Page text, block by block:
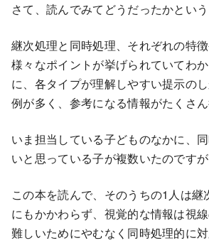
さて、読んでみてどうだったかという
継次処理と同時処理、それぞれの特
様々なポイントが挙げられていてわ
に、各タイプが理解しやすい提示の
例が多く、参考になる情報がたくさん
いま担当している子どものなかに、
いと思っている子が複数いたのですが
この本を読んで、そのうちの1人は継
にもかかわらず、視覚的な情報は視
難しいためにやむなく同時処理的に